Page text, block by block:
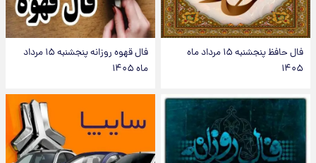
فال حافظ پنجشنبه ۱۵ مرداد ماه
۱۴۰۵
فال قهوه روزانه پنجشنبه ۱۵ مرداد
ماه ۱۴۰۵